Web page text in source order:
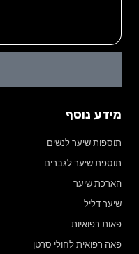
מידע נוסף
תוספות שיער לנשים
תוספת שיער לגברים
הארכת שיער
שיער דליל
פאות רפואיות
פאה רפואית לחולי סרטן